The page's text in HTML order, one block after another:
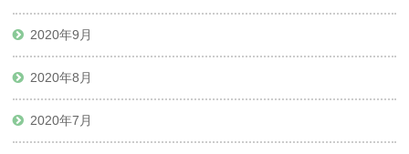
2020年9月
2020年8月
2020年7月